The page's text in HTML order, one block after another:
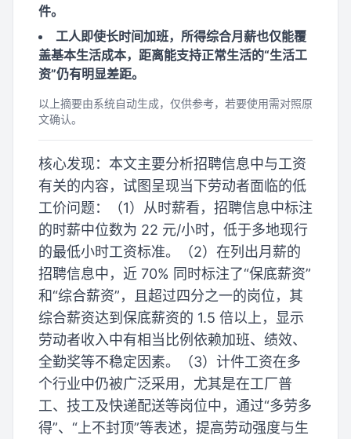
件。
工人即使长时间加班，所得综合月薪也仅能覆
盖基本生活成本，距离能支持正常生活的“生活工
资”仍有明显差距。
以上摘要由系统自动生成，仅供参考，若要使用需对照原
文确认。
核心发现：本文主要分析招聘信息中与工资
有关的内容，试图呈现当下劳动者面临的低
工价问题：（1）从时薪看，招聘信息中标注
的时薪中位数为 22 元/小时，低于多地现行
的最低小时工资标准。（2）在列出月薪的
招聘信息中，近 70% 同时标注了“保底薪资”
和“综合薪资”，且超过四分之一的岗位，其
综合薪资达到保底薪资的 1.5 倍以上，显示
劳动者收入中有相当比例依赖加班、绩效、
全勤奖等不稳定因素。（3）计件工资在多
个行业中仍被广泛采用，尤其是在工厂普
工、技工及快递配送等岗位中，通过“多劳多
得”、“上不封顶”等表述，提高劳动强度与生